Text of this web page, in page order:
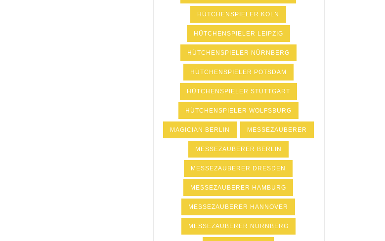
HÜTCHENSPIELER KÖLN
HÜTCHENSPIELER LEIPZIG
HÜTCHENSPIELER NÜRNBERG
HÜTCHENSPIELER POTSDAM
HÜTCHENSPIELER STUTTGART
HÜTCHENSPIELER WOLFSBURG
MAGICIAN BERLIN MESSEZAUBERER
MESSEZAUBERER BERLIN
MESSEZAUBERER DRESDEN
MESSEZAUBERER HAMBURG
MESSEZAUBERER HANNOVER
MESSEZAUBERER NÜRNBERG